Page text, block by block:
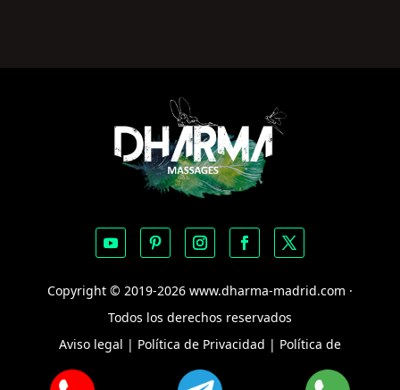
Copyright © 2019-2026 www.dharma-madrid.com ·
Todos los derechos reservados
Aviso legal | Política de Privacidad | Política de
Privacidad RR.SS|Política de Cookies